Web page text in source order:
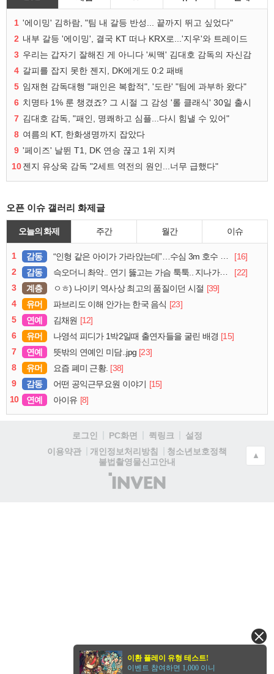
1 '에이밍' 김하람, "팀 내 갈등 반성... 끝까지 뛰고 싶었다"
2 내부 갈등 '에이밍', 결국 KT 떠나 KRX로...'지우'와 트레이드
3 우리는 갑자기 잘해진 게 아니다 '씨맥' 김대호 감독의 자신감
4 갈피를 잡지 못한 젠지, DK에게도 0:2 패배
5 임재현 감독대행 "패인은 복합적", '도란' "팀에 과부하 왔다"
6 치명타 1% 룬 챙겼죠? 그 시절 그 감성 '롤 클래식' 30일 출시
7 김대호 감독, "패인, 명쾌하고 심플...다시 힘낼 수 있어"
8 여름의 KT, 한화생명까지 잡았다
9 '페이즈' 날뛴 T1, DK 연승 끊고 1위 지켜
10젠지 유상욱 감독 "2세트 역전의 원인...너무 급했다"
오픈 이슈 갤러리 화제글
오늘의 화제 주간 월간 이슈
1 감동 “인형 같은 아이가 가라앉는데”…수심 3m 호수 뛰어든 60대 의인
[16]
2
감동 슥오더니 촤악.. 연기 뚫고는 가슴 툭툭.. 지나가던 아재의 정체
[22]
3
계층 ㅇㅎ) 나이키 역사상 최고의 품질이던 시절 [39]
4
유머 파브리도 이해 안가는 한국 음식 [23]
5
연예 김채원 [12]
6
유머 나영석 피디가 1박2일때 출연자들을 굴린 배경 [15]
7
연예 뜻밖의 연예인 미담..jpg [23]
8
유머 요즘 폐미 근황. [38]
9
감동 어떤 공익근무요원 이야기
[15]
10
연예 아이유 [8]
로그인 PC화면 퀵링크
설정
이용약관
개인정보처리방침
청소년보호정책
불법촬영물신고안내
(주)
인
▲
이환 플레이 유형 테스트!
이벤트 참여하면 1,000 이니